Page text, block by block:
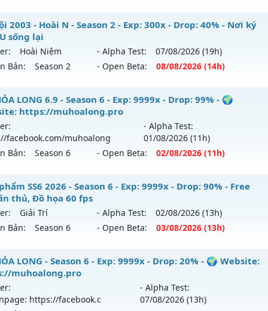
loại: Mu Nguyên bản Webzen
ICMPROTECT ✅ 🔴 ✨ ⚡️
Hoàng Kim Classic - Free Mốc Nạp - Vào Vụt Luôn AE
mới ra tháng 08 2026 - Mở máy chủBất Tử vào 19h ngày
500x - Drop: 20%
loại: Mu Nguyên bản Webzen
X-Team
2003 - Hoài N - Season 2 - Exp: 300x - Drop: 40% - Nơi ký
sống lại
Hoài Niệm - Alpha Test: 07/08/2026 (19h)
Bản:
Season 2 - Open Beta: 08/08/2026 (14h)
Nội 2003 - Hoài N - Nơi ký ức MU sống lại
mới ra tháng 08 2026 - Mở máy chủ
Hoài Niệm
300x - Drop: 40%
loại: Mu Custom thêm đồ mới
UKG
LONG 6.9 - Season 6 - Exp: 9999x - Drop: 99% - 🌍
https://muhoalong.pro
facebook.com/muhoalong
- Alpha Test:
01/08/2026 (11h)
Bản:
Season 6 - Open Beta: 02/08/2026 (11h)
LONG 6.9 - 🌍 Website: https://muhoalong.pro
ra tháng 08 2026 - Mở máy chủ https://facebook.com/
02/08/2626
Non Reset
Mu Nguyên bản Webzen
XShield
SS6 2026 - Season 6 - Exp: 9999x - Drop: 90% - Free
thủ, Đồ họa 60 fps
Giải Trí - Alpha Test: 02/08/2026 (13h)
Bản:
Season 6 - Open Beta: 03/08/2026 (13h)
phẩm SS6 2026 - Free set tân thủ, Đồ họa 60 fps
mới ra tháng 08 2026 - Mở máy chủ
Giải Trí
9999x - Drop: 90%
LONG - Season 6 - Exp: 9999x - Drop: 20% - 🌍 Website:
muhoalong.pro
https://facebook.c
- Alpha Test:
07/08/2026(13h)